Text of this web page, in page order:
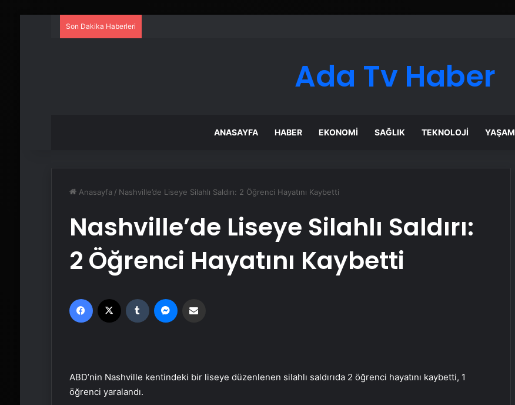
Son Dakika Haberleri
Ada Tv Haber
ANASAYFA HABER EKONOMI SAĞLIK TEKNOLOJI YAŞAM
Anasayfa / Nashville’de Liseye Silahlı Saldırı: 2 Öğrenci Hayatını Kaybetti
Nashville’de Liseye Silahlı Saldırı:
2 Öğrenci Hayatını Kaybetti
Facebook Tumblr
ABD’nin Nashville kentindeki bir liseye düzenlenen silahlı saldırıda 2 öğrenci hayatını kaybetti, 1
öğrenci yaralandı.